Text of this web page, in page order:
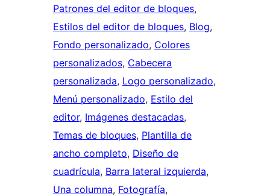
Patrones del editor de bloques
Estilos del editor de bloques, Blog
Fondo personalizado, Colores
personalizados, Cabecera
personalizada, Logo personalizado
Menú personalizado, Estilo del
editor, Imágenes destacadas
Temas de bloques, Plantilla de
ancho completo, Diseño de
cuadrícula, Barra lateral izquierda
Una columna, Fotografía